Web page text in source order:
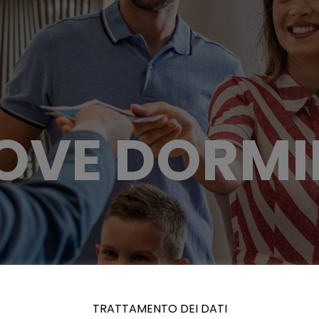
TRATTAMENTO DEI DATI